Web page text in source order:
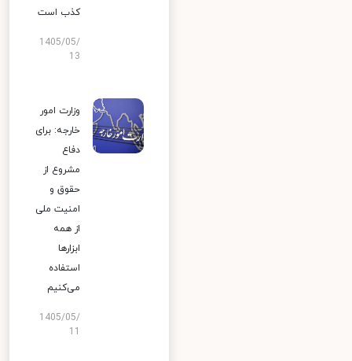
کذب است
1405/05/
13
وزارت امور
خارجه: برای
دفاع
مشروع از
حقوق و
امنیت ملی
از همه
ابزارها
استفاده
می‌کنیم
1405/05/